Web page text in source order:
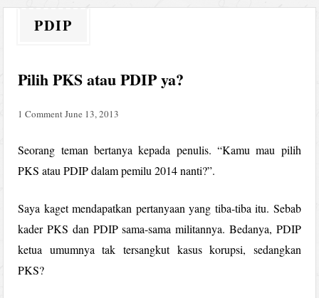
PDIP
Pilih PKS atau PDIP ya?
1 Comment June 13, 2013
Seorang teman bertanya kepada penulis. “Kamu mau pilih
PKS atau PDIP dalam pemilu 2014 nanti?”.
Saya kaget mendapatkan pertanyaan yang tiba-tiba itu. Sebab
kader PKS dan PDIP sama-sama militannya. Bedanya, PDIP
ketua umumnya tak tersangkut kasus korupsi, sedangkan
PKS?